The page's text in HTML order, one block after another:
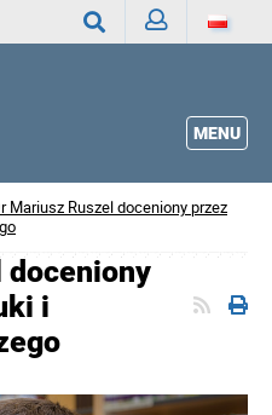
MENU
Mariusz Ruszel doceniony przez
doceniony
i